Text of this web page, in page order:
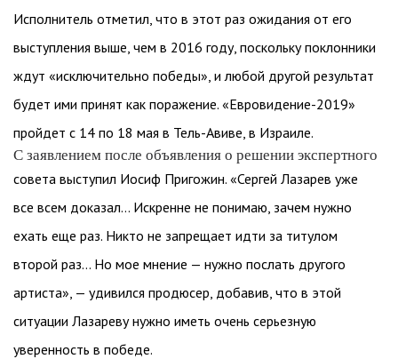
Исполнитель отметил, что в этот раз ожидания от его
выступления выше, чем в 2016 году, поскольку поклонники
ждут «исключительно победы», и любой другой результат
будет ими принят как поражение. «Евровидение-2019»
пройдет с 14 по 18 мая в Тель-Авиве, в Израиле.
С заявлением после объявления о решении экспертного
совета выступил Иосиф Пригожин. «Сергей Лазарев уже
все всем доказал… Искренне не понимаю, зачем нужно
ехать еще раз. Никто не запрещает идти за титулом
второй раз… Но мое мнение — нужно послать другого
артиста», — удивился продюсер, добавив, что в этой
ситуации Лазареву нужно иметь очень серьезную
уверенность в победе.